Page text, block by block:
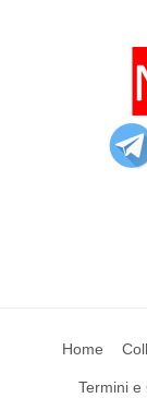
Home
Termini e